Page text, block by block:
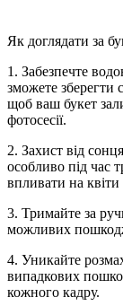
Як доглядати за
1. Забезпечте
зможете зберегти
щоб ваш букет
фотосесії.
2. Захист від
особливо під час
впливати на
3. Тримайте за
можливих
4. Уникайте
випадкових
кожного кадру.